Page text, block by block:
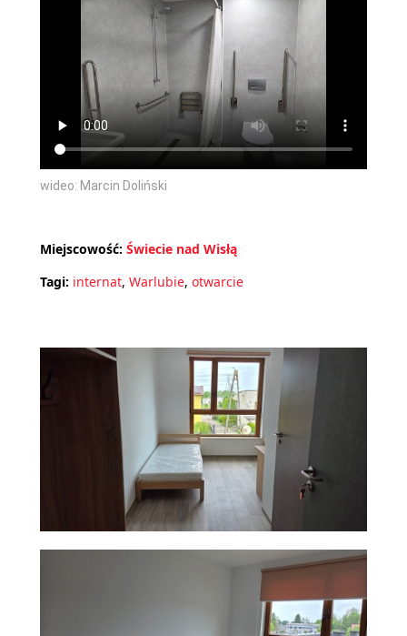
wideo: Marcin Doliński
Miejscowość: Świecie nad Wisłą
Tagi: internat, Warlubie, otwarcie